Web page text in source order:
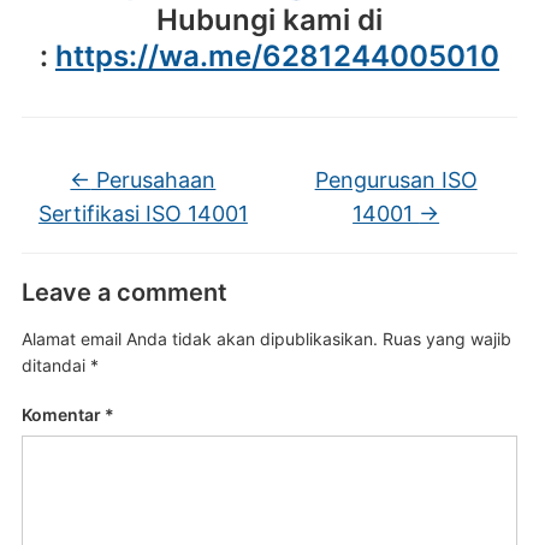
Hubungi kami di
: https://wa.me/6281244005010
← Perusahaan
Sertifikasi ISO 14001
Pengurusan ISO
14001 →
Leave a comment
Alamat email Anda tidak akan dipublikasikan. Ruas yang wajib
ditandai *
Komentar *